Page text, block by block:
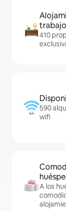
410
590
wifi
A los